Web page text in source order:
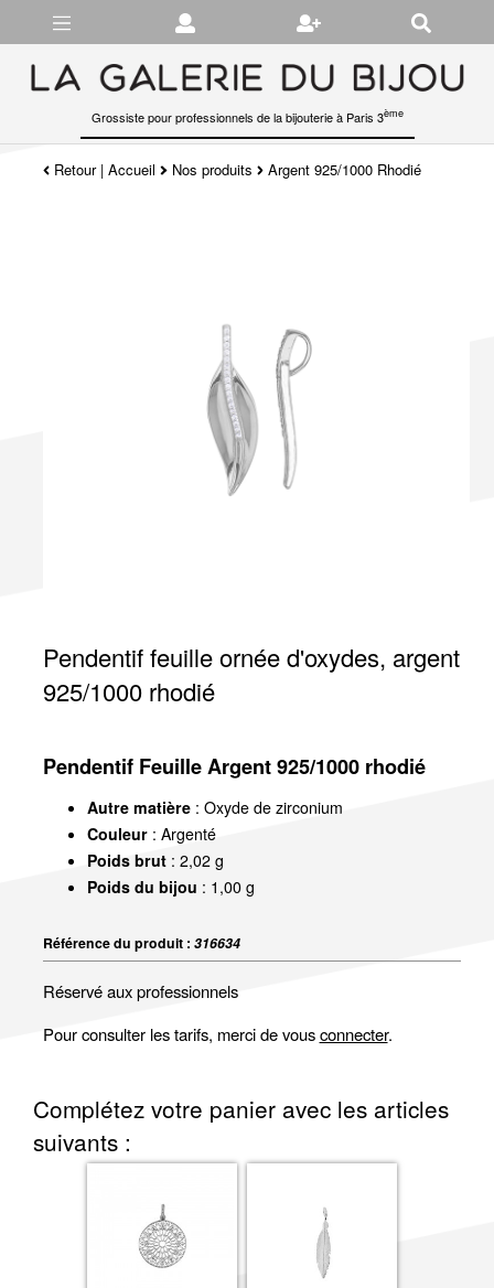
Grossiste pour professionnels de la bijouterie à Paris 3ème
Retour|Accueil Nos produits Argent 925/1000 Rhodié
Pendentif feuille ornée d'oxydes, argent
925/1000 rhodié
Pendentif Feuille Argent 925/1000 rhodié
Autre matière: Oxyde de zirconium
Couleur: Argenté
Poids brut: 2,02 g
Poids du bijou : 1,00 g
Référence du produit : 316634
Réservé aux professionnels
Pour consulter les tarifs, merci de vousconnecter.
Complétez votre panier avec les articles
suivants :
Gérer les préférences en matière de cookies